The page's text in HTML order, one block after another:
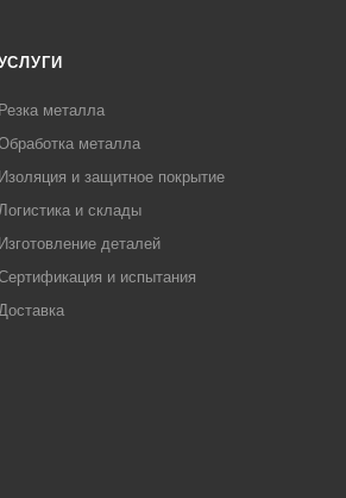
Резка металла
металла
Изоляция и защитное покрытие
и склады
Изготовление деталей
и испытания